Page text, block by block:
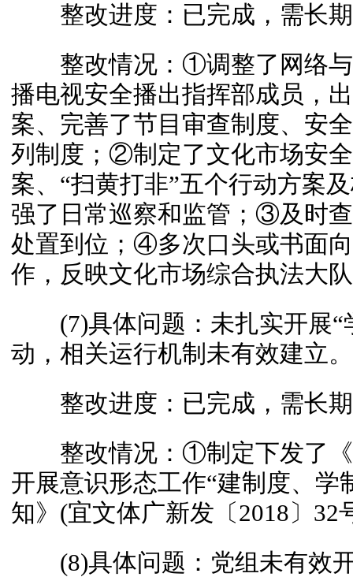
整改进度：已完成，需长
整改情况：①调整了网络与
播电视安全播出指挥部成员，
案、完善了节目审查制度、安
列制度；②制定了文化市场安
案、“扫黄打非”五个行动方案
强了日常巡察和监管；③及时
处置到位；④多次口头或书面
作，反映文化市场综合执法大
(7)具体问题：未扎实开展“
动，相关运行机制未有效建立。
整改进度：已完成，需长
整改情况：①制定下发了《
开展意识形态工作“建制度、学
知》(宜文体广新发〔2018〕
(8)具体问题：党组未有效开